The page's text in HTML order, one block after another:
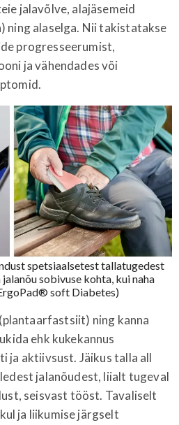
jalavõlve, alajäsemeid
ning alaselga. Nii takistatakse
progresseerumist,
ja vähendades või
spetsiaalsetest tallatugedest
sobivuse kohta, kui naha
soft Diabetes)
ning kanna
ehk kukekannus
ja aktiivsust. Jäikus talla all
jalanõudest, liialt tugeval
seisvast tööst. Tavaliselt
ja liikumise järgselt